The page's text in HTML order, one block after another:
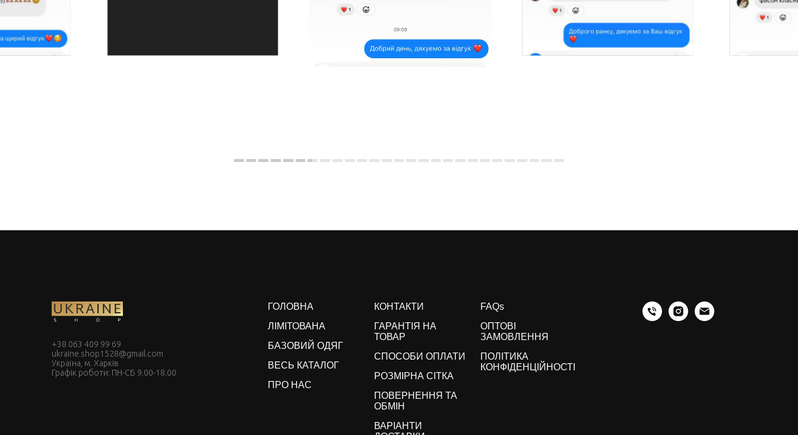
+38 063 409 99 69
ukraine.shop1528@gmail.com
Україна, м. Харків
Графік роботи: ПН-СБ 9.00-18.00
ГОЛОВНА
ЛІМІТОВАНА
БАЗОВИЙ ОДЯГ
ВЕСЬ КАТАЛОГ
ПРО НАС
КОНТАКТИ
ГАРАНТІЯ НА
ТОВАР
СПОСОБИ ОПЛАТИ
РОЗМІРНА СІТКА
ПОВЕРНЕННЯ ТА
ОБМІН
ВАРІАНТИ
FAQs
ОПТОВІ
ЗАМОВЛЕННЯ
ПОЛІТИКА
КОНФІДЕНЦІЙНОСТІ